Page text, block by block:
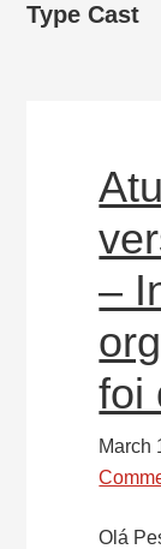
Type Cast
–
foi
March
Olá